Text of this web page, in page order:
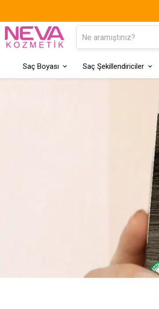
Saç Boyası Saç Şekillendiriciler